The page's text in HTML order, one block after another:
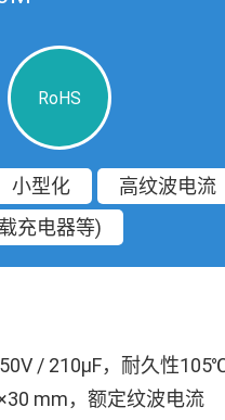
RoHS
小型化
高纹波电流
充电器等)
/ 210µF，耐久性
mm，额定纹波电流